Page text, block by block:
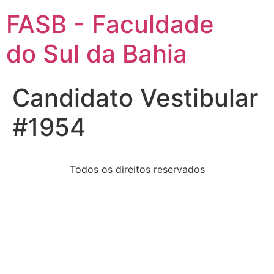
FASB - Faculdade
do Sul da Bahia
Candidato Vestibular
#1954
Todos os direitos reservados